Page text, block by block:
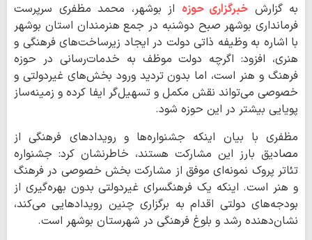
به گزارش خبرگزاری حوزه از بوشهر، محمد مظفری سرپرست
فرمانداری بوشهر صبح دوشنبه در جمع هنرمندان استان بوشهر
با اشاره به وظیفه ذاتی دولت در ایجاد زیرساخت‌های فرهنگی و
هنری، افزود: اگرچه دولت موظف به خدمات‌رسانی در حوزه
فرهنگ و هنر است، اما بدون تردید ورود بخش‌های غیردولتی و
خصوصی می‌تواند نقش مکمل و تسهیل‌گر ایفا کرده و زمینه‌ساز
پویایی بیشتر در این حوزه شود.
مظفری با بیان اینکه جشنواره‌ها و رویدادهای فرهنگی از
مصادیق بارز این مشارکت هستند، خاطرنشان کرد: جشنواره
تئاتر پروک نمونه‌ای موفق از مشارکت بخش خصوصی در فرهنگ
و هنر است. اینکه یک فرهنگسرای غیردولتی بدون بهره‌گیری از
بودجه‌های دولتی اقدام به برگزاری چنین رویدادهایی می‌کند،
نشان‌دهنده رشد و بلوغ فرهنگی در شهرستان بوشهر است.